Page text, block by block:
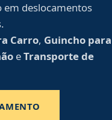
deslocamentos
Carro, Guincho para
eTransporte de